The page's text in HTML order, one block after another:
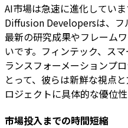
AI市場は急速に進化してい
Diffusion Developersは、フ
最新の研究成果やフレーム
いです。フィンテック、ス
ランスフォーメーションプ
とって、彼らは新鮮な視点
ロジェクトに具体的な優位性
市場投入までの時間短縮